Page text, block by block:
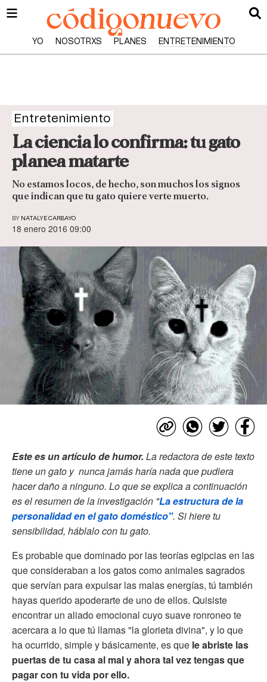
YO NOSOTRXS PLANES ENTRETENIMIENTO
Entretenimiento
La ciencia lo confirma: tu gato
planea matarte
No estamos locos, de hecho, son muchos los signos
que indican que tu gato quiere verte muerto.
BY NATALYE CARBAYO
18 enero 2016 09:00
Este es un artículo de humor. La redactora de este texto
tiene un gato y nunca jamás haría nada que pudiera
hacer daño a ninguno. Lo que se explica a continuación
es el resumen de la investigación "La estructura de la
personalidad en el gato doméstico". Si hiere tu
sensibilidad, háblalo con tu gato.
Es probable que dominado por las teorías egipcias en las
que consideraban a los gatos como animales sagrados
que servían para expulsar las malas energías, tú también
hayas querido apoderarte de uno de ellos. Quisiste
encontrar un aliado emocional cuyo suave ronroneo te
acercara a lo que tú llamas "la glorieta divina", y lo que
ha ocurrido, simple y básicamente, es que le abriste las
puertas de tu casa al mal y ahora tal vez tengas que
pagar con tu vida por ello.